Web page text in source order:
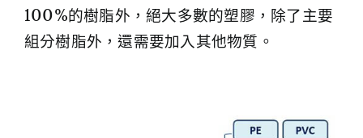
100%的樹脂外，絕大多數的塑膠，除了主要
組分樹脂外，還需要加入其他物質。